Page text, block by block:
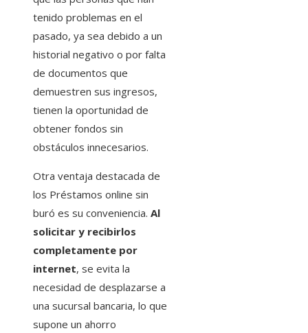
tenido problemas en el
pasado, ya sea debido a un
historial negativo o por falta
de documentos que
demuestren sus ingresos,
tienen la oportunidad de
obtener fondos sin
obstáculos innecesarios.
Otra ventaja destacada de
los Préstamos online sin
buró es su conveniencia. Al
solicitar y recibirlos
completamente por
internet, se evita la
necesidad de desplazarse a
una sucursal bancaria, lo que
supone un ahorro